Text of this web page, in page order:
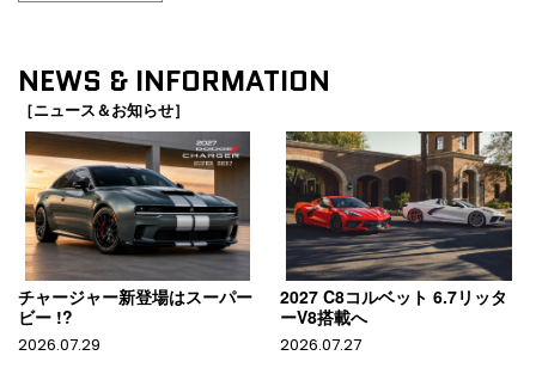
NEWS & INFORMATION
［ニュース＆お知らせ］
チャージャー新登場はスーパー
ビー !?
2026.07.29
2027 C8コルベット 6.7リッタ
ーV8搭載へ
2026.07.27